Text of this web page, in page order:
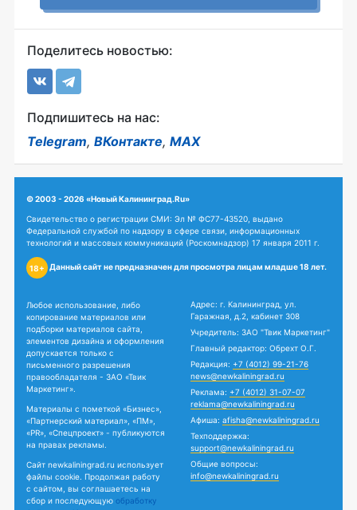
Поделитесь новостью:
Подпишитесь на нас:
Telegram, ВКонтакте, MAX
© 2003 - 2026 «Новый Калининград.Ru»
Свидетельство о регистрации СМИ: Эл № ФС77-43520, выдано
Федеральной службой по надзору в сфере связи, информационных
технологий и массовых коммуникаций (Роскомнадзор) 17 января 2011 г.
18+ Данный сайт не предназначен для просмотра лицам младше 18 лет.
Любое использование, либо
копирование материалов или
подборки материалов сайта,
элементов дизайна и оформления
допускается только с
письменного разрешения
правообладателя - ЗАО «Твик
Маркетинг».
Материалы с пометкой «Бизнес»,
«Партнерский материал», «ПМ»,
«PR», «Спецпроект» - публикуются
на правах рекламы.
Сайт newkaliningrad.ru использует
файлы cookie. Продолжая работу
с сайтом, вы соглашаетесь на
сбор и последующую обработку
Адрес: г. Калининград, ул.
Гаражная, д.2, кабинет 308
Учредитель: ЗАО "Твик Маркетинг"
Главный редактор: Обрехт О.Г.
Редакция: +7 (4012) 99-21-76
news@newkaliningrad.ru
Реклама: +7 (4012) 31-07-07
reklama@newkaliningrad.ru
Афиша: afisha@newkaliningrad.ru
Техподдержка:
support@newkaliningrad.ru
Общие вопросы:
info@newkaliningrad.ru